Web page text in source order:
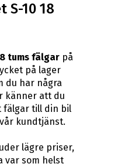
S-10 18
tums fälgar på
på lager
du har några
känner att du
fälgar till din bil
kundtjänst.
lägre priser,
var som helst